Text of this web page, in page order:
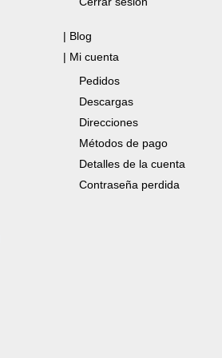
| Blog
| Mi cuenta
Pedidos
Descargas
Direcciones
Métodos de pago
Detalles de la cuenta
Contraseña perdida